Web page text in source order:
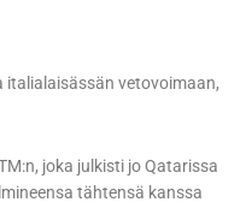
vetovoimaan,
joka julkisti jo Qatarissa
tähtensä kanssa